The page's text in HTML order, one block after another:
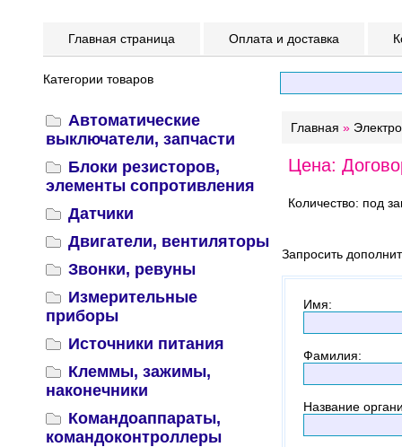
Главная страница Оплата и доставка
Категории товаров
Автоматические
выключатели, запчасти
Блоки резисторов,
элементы сопротивления
Датчики
Двигатели, вентиляторы
Звонки, ревуны
Измерительные
приборы
Источники питания
Клеммы, зажимы,
наконечники
Командоаппараты,
командоконтроллеры
Главная »
Цена:
Количество: под
Запросить
Имя:
Фамилия:
Название